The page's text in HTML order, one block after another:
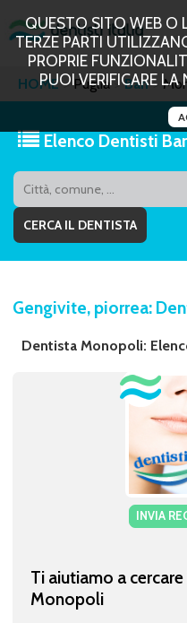
QUESTO SITO WEB O
TERZE PARTI
PROPRIE
PUOI VERIFICARE LA
HOME Puglia Bari
Elenco Dentisti
Gengivite, piorrea:
Dentista Monopoli:
INVIA
Ti aiutiamo a
Monopoli